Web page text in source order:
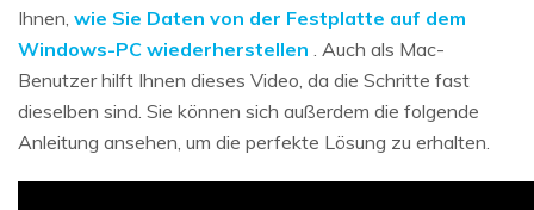
Ihnen, wie Sie Daten von der Festplatte auf dem
Windows-PC wiederherstellen . Auch als Mac-
Benutzer hilft Ihnen dieses Video, da die Schritte fast
dieselben sind. Sie können sich außerdem die folgende
Anleitung ansehen, um die perfekte Lösung zu erhalten.